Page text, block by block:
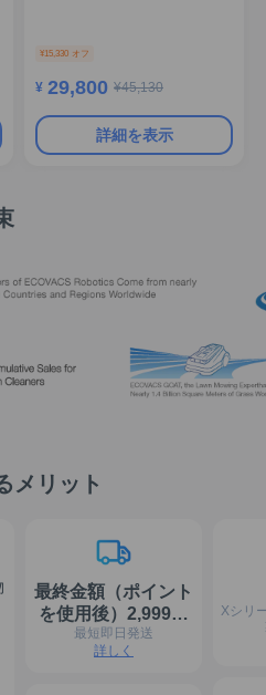
¥15,330 オフ
¥ 29,800 ¥45,130
詳細を表示
メリット
最終金額（ポイント
を使用後）2,999円
以上(税込)で送料無
料
最短即日発送
詳しく
Xシリ